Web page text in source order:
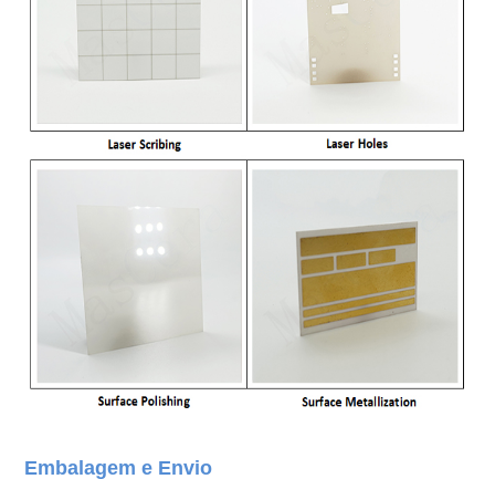
Embalagem e Envio